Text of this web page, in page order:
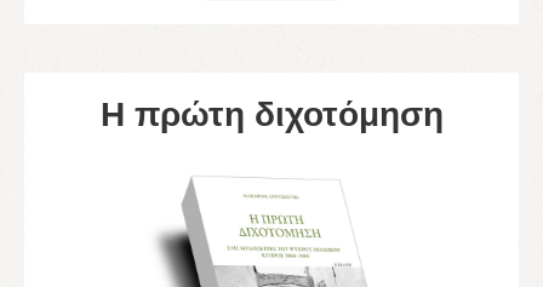
Η πρώτη διχοτόμηση